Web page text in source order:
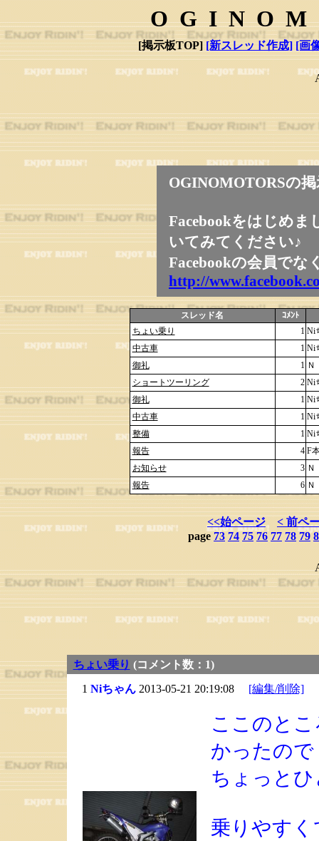
[掲示板TOP][新スレッド作成] [画
OGINOMOTORSの
Facebookをはじめ
いてみてください♪
Facebookの会員でな
http://
スレッド名
ｺﾒﾝﾄ
ちょい乗り
1 Ni
中古車
1 Ni
御礼
1 Ｎ
ショートツーリング
2 Ni
御礼
1 Ni
中古車
1 Ni
整備
1 Ni
報告
4 F
お知らせ
3 Ｎ
報告
6 Ｎ
<<始ページ
< 前ペ
page 73 74 75 76 77 78 79
ちょい乗り (コメント数：1)
1 Niちゃん2013-05-21 20:19:08 [編集/削除]
ここのと
かったので
ちょっと
乗りやす